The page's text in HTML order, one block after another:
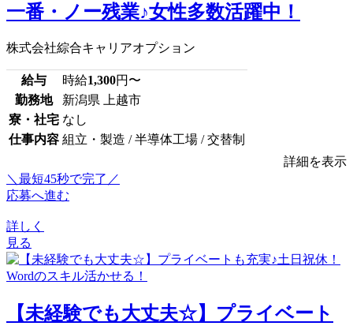
一番・ノー残業♪女性多数活躍中！
株式会社綜合キャリアオプション
給与 時給1,300円〜
勤務地
新潟県 上越市
寮・社宅 なし
仕事内容 組立・製造 / 半導体工場 / 交替制
詳細を表示
＼最短45秒で完了／
応募へ進む
詳しく
見る
【未経験でも大丈夫☆】プライベート